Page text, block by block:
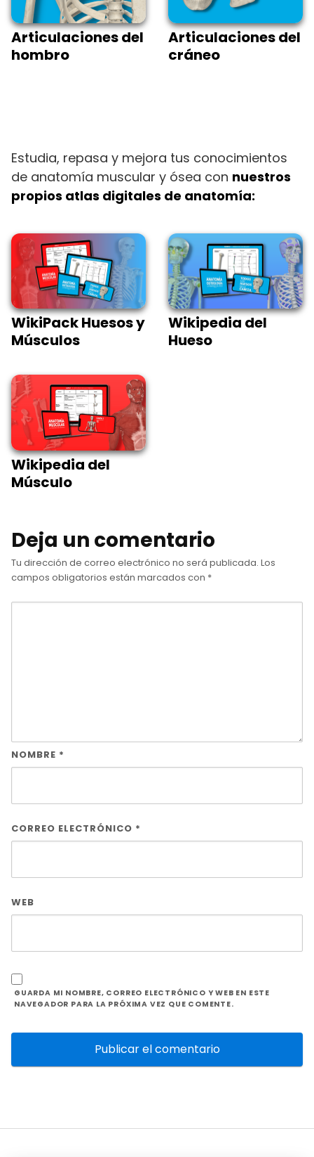
Articulaciones del
hombro
Articulaciones del
cráneo
Estudia, repasa y mejora tus conocimientos
de anatomía muscular y ósea con nuestros
propios atlas digitales de anatomía:
WikiPack Huesos y
Músculos
Wikipedia del
Hueso
Wikipedia del
Músculo
Deja un comentario
Tu dirección de correo electrónico no será publicada. Los
campos obligatorios están marcados con *
NOMBRE *
CORREO ELECTRÓNICO *
WEB
GUARDA MI NOMBRE, CORREO ELECTRÓNICO Y WEB EN ESTE
NAVEGADOR PARA LA PRÓXIMA VEZ QUE COMENTE.